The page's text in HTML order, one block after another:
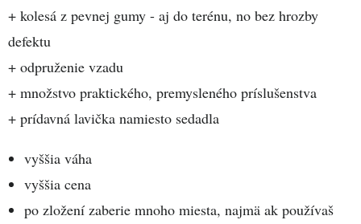
+ kolesá z pevnej gumy - aj do terénu, no bez hrozby
defektu
+ odpruženie vzadu
+ množstvo praktického, premysleného príslušenstva
+ prídavná lavička namiesto sedadla
vyššia váha
vyššia cena
po zložení zaberie mnoho miesta, najmä ak používaš